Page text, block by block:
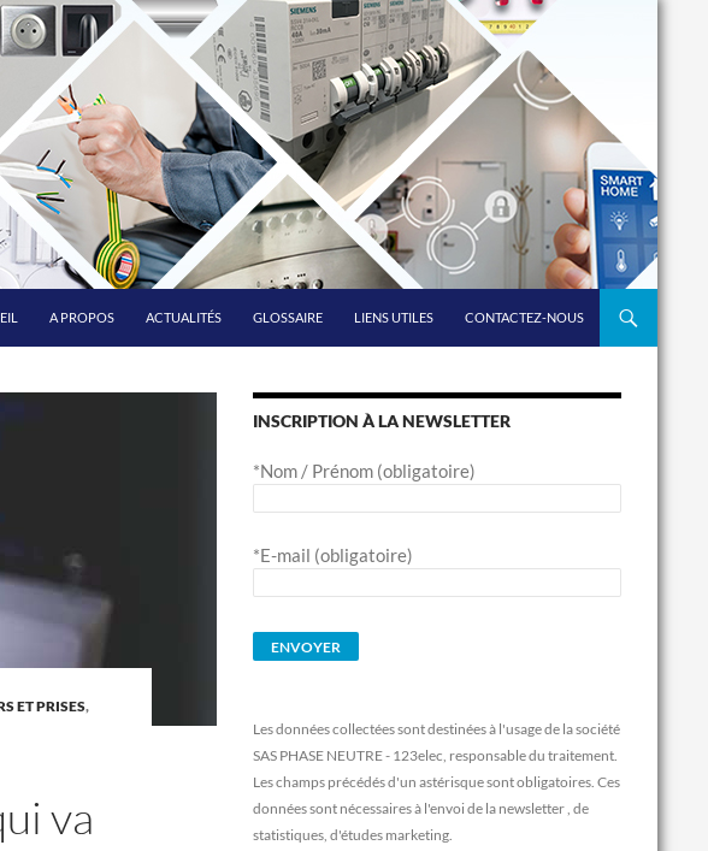
A PROPOS ACTUALITÉS GLOSSAIRE LIENS UTILES CONTACTEZ-NOUS
ET PRISES,
va
INSCRIPTION À LA NEWSLETTER
*Nom / Prénom (obligatoire)
*E-mail (obligatoire)
Les données collectées sont destinées à l'usage de la société
SAS PHASE NEUTRE - 123elec, responsable du traitement.
Les champs précédés d'un astérisque sont obligatoires. Ces
données sont nécessaires à l'envoi de la newsletter , de
statistiques, d'études marketing.